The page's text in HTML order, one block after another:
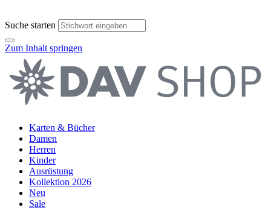
Suche starten
Zum Inhalt springen
Karten & Bücher
Damen
Herren
Kinder
Ausrüstung
Kollektion 2026
Neu
Sale